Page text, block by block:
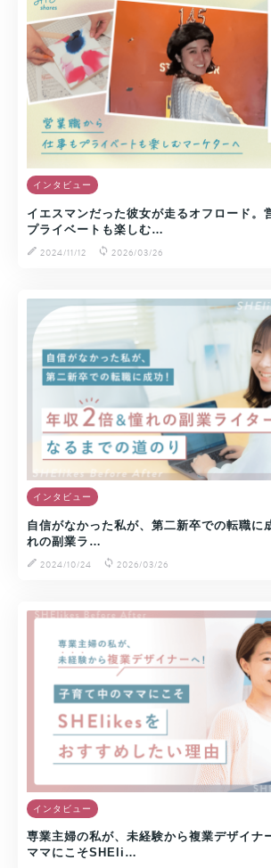
インタビュー
イエスマンだった彼女が走るオフロード。
プライベートも楽しむ…
2024/11/12
2026/03/26
インタビュー
自信がなかった私が、第二新卒での転職に
れの副業ラ…
2024/10/24
2026/03/26
インタビュー
専業主婦の私が、未経験から複業デザイナ
ママにこそSHEli…